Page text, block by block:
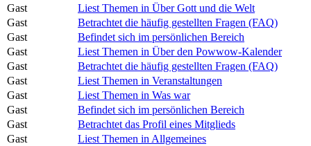
Gast
Liest Themen in Über Gott und die Welt
Gast
Betrachtet die häufig gestellten Fragen (FAQ)
Gast
Befindet sich im persönlichen Bereich
Gast
Liest Themen in Über den Powwow-Kalender
Gast
Betrachtet die häufig gestellten Fragen (FAQ)
Gast
Liest Themen in Veranstaltungen
Gast
Liest Themen in Was war
Gast
Befindet sich im persönlichen Bereich
Gast
Betrachtet das Profil eines Mitglieds
Gast
Liest Themen in Allgemeines